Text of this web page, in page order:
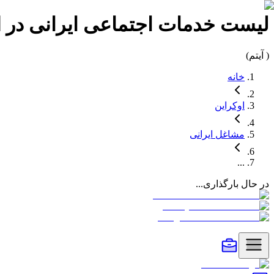
لیست خدمات اجتماعی ایرانی در
( آیتم)
خانه
اوکراین
مشاغل ایرانی
...
در حال بارگذاری...